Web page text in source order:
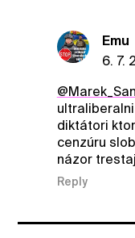
Emu
6. 7.
diktátori
cenzúru
názor
Reply